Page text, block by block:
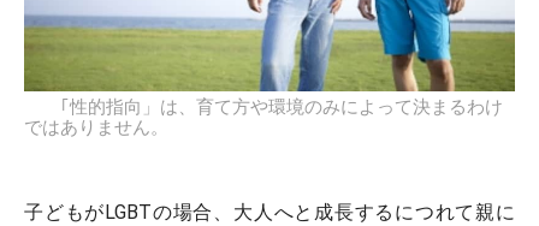
｢性的指向」は、育て方や環境のみによって決まるわけ
ではありません。
子どもがLGBTの場合、大人へと成長するにつれて親に